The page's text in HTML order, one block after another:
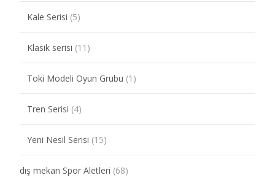
Kale Serisi (5)
Klasik serisi (11)
Toki Modeli Oyun Grubu (1)
Tren Serisi (4)
Yeni Nesil Serisi (15)
dış mekan Spor Aletleri (68)